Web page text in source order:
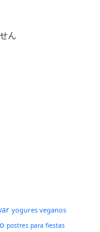
ん
yogures veganos
postres para fiestas